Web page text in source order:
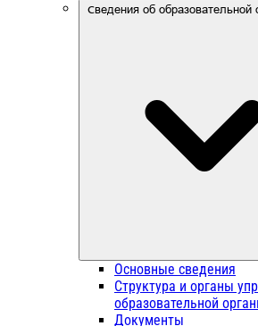
Сведения об образовательной
Основные сведения
Структура и органы
образовательной
Документы